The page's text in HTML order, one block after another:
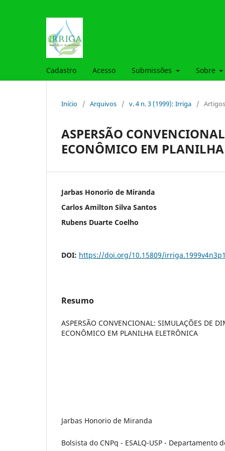
Cadastro Acesso Submissões Sobre
Início / Arquivos / v. 4 n. 3 (1999): Irriga / Artigos
ASPERSÃO
ECONÔMICO EM
Jarbas Honorio de Miranda
Carlos Amilton Silva Santos
Rubens Duarte Coelho
DOI: https://doi.org/10.15809/
Resumo
ASPERSÃO CONVENCIONAL: SIMULAÇÕES DE
ECONÔMICO EM PLANILHA ELETRÔNICA
Jarbas Honorio de Miranda
Bolsista do CNPq - ESALQ-USP - Departamento